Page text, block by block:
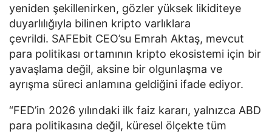
yeniden şekillenirken, gözler yüksek likiditeye
duyarlılığıyla bilinen kripto varlıklara
çevrildi. SAFEbit CEO’su Emrah Aktaş, mevcut
para politikası ortamının kripto ekosistemi için bir
yavaşlama değil, aksine bir olgunlaşma ve
ayrışma süreci anlamına geldiğini ifade ediyor.
“FED’in 2026 yılındaki ilk faiz kararı, yalnızca ABD
para politikasına değil, küresel ölçekte tüm